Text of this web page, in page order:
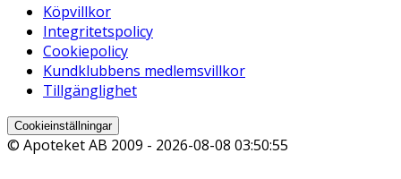
Köpvillkor
Integritetspolicy
Cookiepolicy
Kundklubbens medlemsvillkor
Tillgänglighet
Cookieinställningar
© Apoteket AB 2009 - 2026-08-08 03:50:55